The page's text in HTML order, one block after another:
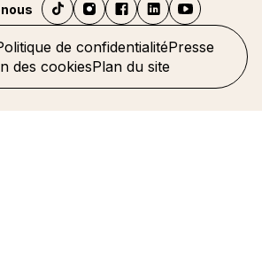
de confidentialitéPresse
des cookiesPlan du site